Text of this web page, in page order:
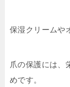
保湿クリームや
爪の保護には、
めです。